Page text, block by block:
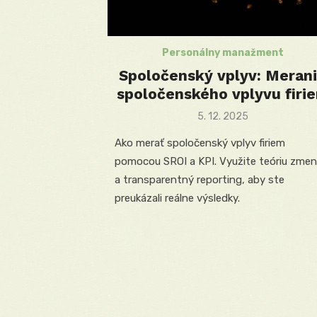
Personálny manažment
Spoločenský vplyv:
spoločenského vplyvu
Posted
5. 12. 2025
Ako merať spoločenský vplyv firiem
pomocou SROI a KPI. Využite teóriu
a transparentný reporting, aby ste
preukázali reálne výsledky.